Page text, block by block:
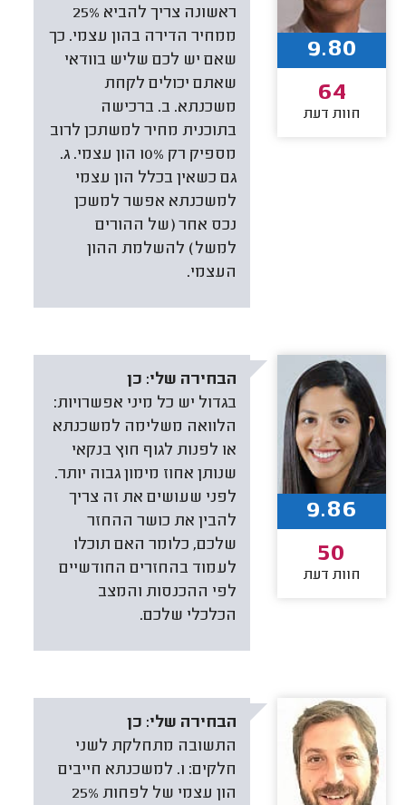
ראשונה צריך להביא 25%
ממחיר הדירה בהון עצמי. כך
שאם יש לכם שליש בוודאי
שאתם יכולים לקחת
משכנתא. ב. ברכישה
בתוכנית מחיר למשתכן לרוב
מספיק רק 10% הון עצמי. ג.
גם כשאין בכלל הון עצמי
למשכנתא אפשר למשכן
נכס אחר (של ההורים
למשל) להשלמת ההון
העצמי.
9.80
64
חוות דעת
הבחירה שלי: כן
בגדול יש כל מיני אפשרויות:
הלוואה משלימה למשכנתא
או לפנות לגוף חוץ בנקאי
שנותן אחוז מימון גבוה יותר.
לפני שעושים את זה צריך
להבין את כושר ההחזר
שלכם, כלומר האם תוכלו
לעמוד בהחזרים החודשיים
לפי ההכנסות והמצב
הכלכלי שלכם.
9.86
50
חוות דעת
הבחירה שלי: כן
התשובה מתחלקת לשני
חלקים: 1. למשכנתא חייבים
הון עצמי של לפחות 25%